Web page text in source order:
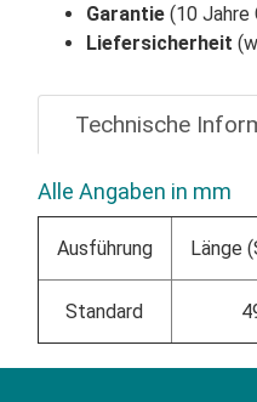
Garantie (10 Jahre
Liefersicherheit
Technische
Alle Angaben in mm
Ausführung Länge
Standard